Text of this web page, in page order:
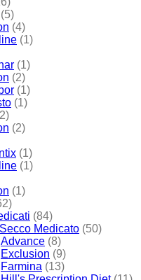
(5)
(4)
(1)
(1)
(2)
(1)
(1)
(2)
(1)
(1)
(1)
(84)
Medicato (50)
Advance (8)
Exclusion (9)
Farmina (13)